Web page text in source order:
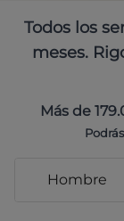
Todos los
meses.
Más de
Hombre